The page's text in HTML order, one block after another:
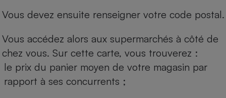
Vous devez ensuite renseigner votre code postal.
Vous accédez alors aux supermarchés à côté de
chez vous. Sur cette carte, vous trouverez :
le prix du panier moyen de votre magasin par
rapport à ses concurrents ;